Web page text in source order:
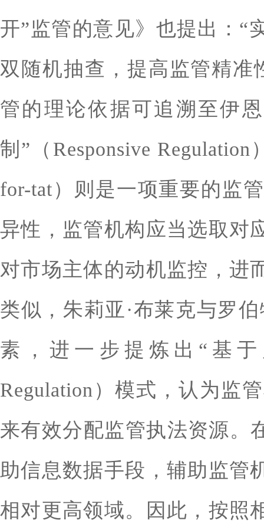
开”监管的意见》也提出：“
双随机抽查，提高监管精准
管的理论依据可追溯至伊
制”（Responsive
for-tat）则是一项重要的监
异性，监管机构应当选取对
对市场主体的动机监控，进
类似，朱莉亚·布莱克与罗
素，进一步提炼出“基于
Regulation）模式，认为监
来有效分配监管执法资源。
助信息数据手段，辅助监管
相对更高领域。因此，按照